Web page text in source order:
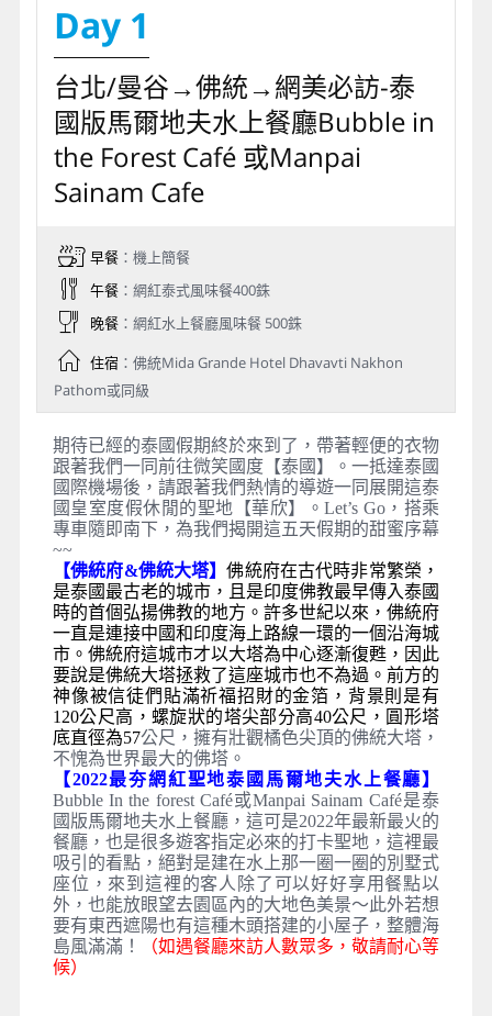
Day 1
台北/曼谷→佛統→網美必訪-泰
國版馬爾地夫水上餐廳Bubble in
the Forest Café 或Manpai
Sainam Cafe
早餐：機上簡餐
午餐：網紅泰式風味餐400銖
晚餐：網紅水上餐廳風味餐 500銖
住宿：佛統Mida Grande Hotel Dhavavti Nakhon
Pathom或同級
期待已經的泰國假期終於來到了，帶著輕便的衣物
跟著我們一同前往微笑國度【泰國】。一抵達泰國
國際機場後，請跟著我們熱情的導遊一同展開這泰
國皇室度假休閒的聖地【華欣】。Let’s Go，搭乘
專車隨即南下，為我們揭開這五天假期的甜蜜序幕
~~
【佛統府&佛統大塔】佛統府在古代時非常繁榮，
是泰國 最古老的城市，且是印度佛教最早傳入泰國
時的首個弘揚佛教的地方。許多世紀以來，佛統府
一直是連接中國和印度海上路線一環的一個沿海城
市。佛統府這城市才以大塔為中心逐漸復甦，因此
要說是佛統大塔拯救了這座城市也不為過。前方的
神像被信徒們貼滿祈福招財的金箔，背景則是有
120公尺高，螺旋狀的塔尖部分高40公尺，圓形塔
底直徑為57公尺，擁有壯觀橘色尖頂的佛統大塔，
不愧為世界最大的佛塔。
【2022最夯網紅聖地泰國馬爾地夫水上餐廳】
Bubble In the forest Café或Manpai Sainam Café是泰
國版馬爾地夫水上餐廳，這可是2022年最新最火的
餐廳，也是很多遊客指定必來的打卡聖地，這裡最
吸引的看點，絕對是建在水上那一圈一圈的別墅式
座位，來到這裡的客人除了可以好好享用餐點以
外，也能放眼望去園區內的大地色美景～此外若想
要有東西遮陽也有這種木頭搭建的小屋子，整體海
島風滿滿！
（如遇餐廳來訪人數眾多，敬請耐心等
候）